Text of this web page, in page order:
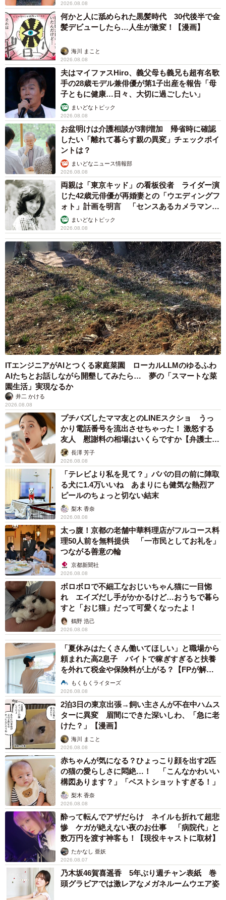
2026.08.08
何かと人に舐められた黒髪時代 30代後半で金
髪デビューしたら…人生が激変！【漫画】
海川 まこと
2026.08.08
夫はマイファスHiro、義父母も義兄も超有名歌
手の28歳モデル兼俳優が第1子出産を報告「母
子ともに健康…日々、大切に過ごしたい」
まいどなトピック
2026.08.08
お盆明けは介護相談が3割増加 帰省時に確認
したい「離れて暮らす親の異変」チェックポイ
ントは？
まいどなニュース情報部
2026.08.08
両親は「東京キッド」の看板役者 ライダー演
じた42歳元俳優が再婚妻との「ウエディングフ
ォト」計画を明言 「センスあるカメラマン求
む」まいどなトピック
2026.08.08
ITエンジニアがAIとつくる家庭菜園 ローカルLLMのゆるふわ
AIたちとお話しながら開墾してみたら… 夢の「スマートな菜
園生活」実現なるか
井二 かける
2026.08.08
プチバズしたママ友とのLINEスクショ うっ
かり電話番号を流出させちゃった！ 激怒する
友人 慰謝料の相場はいくらですか【弁護士が
解説】長澤 芳子
2026.08.08
「テレビより私を見て？」パパの目の前に陣取
る犬に1.4万いいね あまりにも健気な熱烈ア
ピールのちょっと切ない結末
梨木 香奈
2026.08.08
太っ腹！京都の老舗中華料理店がフルコース料
理50人前を無料提供 「一市民としてお礼を」
つながる善意の輪
京都新聞社
2026.08.08
ボロボロで不細工なおじいちゃん猫に一目惚
れ エイズだし手がかかるけど…おうちで暮ら
すと「おじ猫」だって可愛くなったよ！
鶴野 浩己
2026.08.08
「夏休みはたくさん働いてほしい」と職場から
頼まれた高2息子 バイトで稼ぎすぎると扶養
を外れて税金や保険料が上がる？【FPが解
説】もくもくライターズ
2026.08.08
2泊3日の東京出張→飼い主さんが不在中ハムス
ターに異変 眉間にできた深いしわ、「急に老
けた？」【漫画】
海川 まこと
2026.08.08
赤ちゃんが気になる？ひょっこり顔を出す2匹
の猫の愛らしさに悶絶…！ 「こんなかわいい
構図あります？」「ベストショットすぎる！」
梨木 香奈
2026.08.08
酔って転んでアザだらけ ネイルも折れて超悲
惨 ケガが絶えない夜のお仕事 「病院代」と
数万円を渡す神客も！【現役キャストに取材】
たかなし 亜妖
2026.08.07
乃木坂46賀喜遥香 5年ぶり週チャン表紙 巻
頭グラビアでは激レアなメガネルームウエア姿